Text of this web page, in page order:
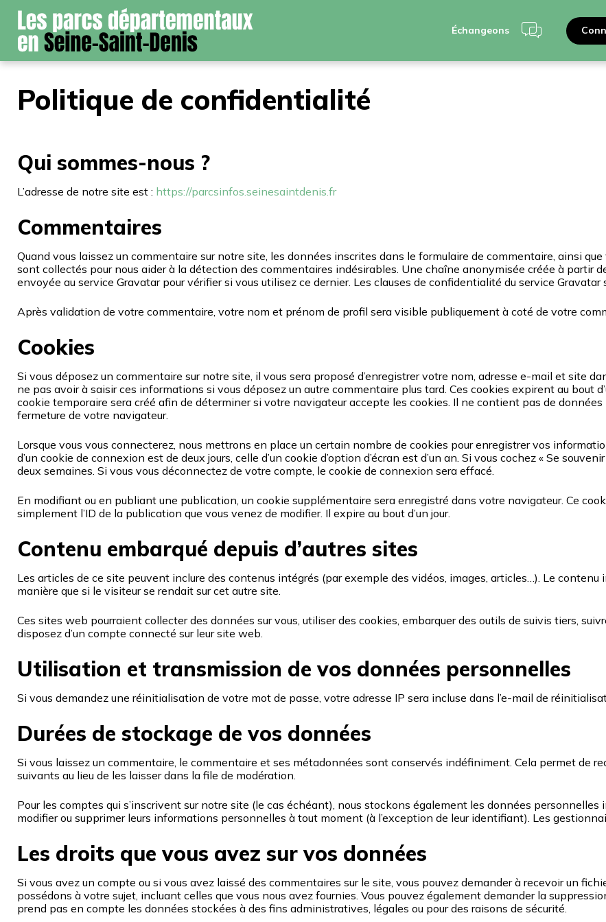
Échangeons
Politique de confidentialité
Qui sommes-nous ?
L’adresse de notre site est : https://parcsinfos.seinesaintdenis.fr
Commentaires
Quand vous laissez un commentaire sur notre site, les données inscrites dans le formulaire de commentaire, ainsi
sont collectés pour nous aider à la détection des commentaires indésirables. Une chaîne anonymisée créée à partir
envoyée au service Gravatar pour vérifier si vous utilisez ce dernier. Les clauses de confidentialité du service
Après validation de votre commentaire, votre nom et prénom de profil sera visible publiquement à coté de votre
Cookies
Si vous déposez un commentaire sur notre site, il vous sera proposé d’enregistrer votre nom, adresse e-mail et site
ne pas avoir à saisir ces informations si vous déposez un autre commentaire plus tard. Ces cookies expirent au bout
cookie temporaire sera créé afin de déterminer si votre navigateur accepte les cookies. Il ne contient pas de
fermeture de votre navigateur.
Lorsque vous vous connecterez, nous mettrons en place un certain nombre de cookies pour enregistrer vos
d’un cookie de connexion est de deux jours, celle d’un cookie d’option d’écran est d’un an. Si vous cochez « Se
deux semaines. Si vous vous déconnectez de votre compte, le cookie de connexion sera effacé.
En modifiant ou en publiant une publication, un cookie supplémentaire sera enregistré dans votre navigateur. Ce
simplement l’ID de la publication que vous venez de modifier. Il expire au bout d’un jour.
Contenu embarqué depuis d’autres sites
Les articles de ce site peuvent inclure des contenus intégrés (par exemple des vidéos, images, articles…). Le contenu
manière que si le visiteur se rendait sur cet autre site.
Ces sites web pourraient collecter des données sur vous, utiliser des cookies, embarquer des outils de suivis tiers,
disposez d’un compte connecté sur leur site web.
Utilisation et transmission de vos données personnelles
Si vous demandez une réinitialisation de votre mot de passe, votre adresse IP sera incluse dans l’e-mail de
Durées de stockage de vos données
Si vous laissez un commentaire, le commentaire et ses métadonnées sont conservés indéfiniment. Cela permet de
suivants au lieu de les laisser dans la file de modération.
Pour les comptes qui s’inscrivent sur notre site (le cas échéant), nous stockons également les données
modifier ou supprimer leurs informations personnelles à tout moment (à l’exception de leur identifiant). Les
Les droits que vous avez sur vos données
Si vous avez un compte ou si vous avez laissé des commentaires sur le site, vous pouvez demander à recevoir un
possédons à votre sujet, incluant celles que vous nous avez fournies. Vous pouvez également demander la
prend pas en compte les données stockées à des fins administratives, légales ou pour des raisons de sécurité.
Panneau de gestion des cookies